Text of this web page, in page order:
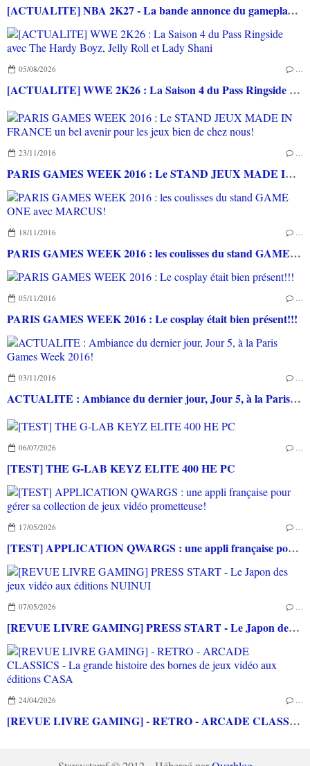
[ACTUALITE] NBA 2K27 - La bande annonce du gameplay avec des Superstars de la NBA et de la WNBA
05/08/2026
[ACTUALITE] WWE 2K26 : La Saison 4 du Pass Ringside avec The Hardy Boyz, Jelly Roll et Lady Shani
23/11/2016
PARIS GAMES WEEK 2016 : Le STAND JEUX MADE IN FRANCE un bel avenir pour les jeux bien de chez nous!
18/11/2016
PARIS GAMES WEEK 2016 : les coulisses du stand GAME ONE avec MARCUS!
05/11/2016
PARIS GAMES WEEK 2016 : Le cosplay était bien présent!!!
03/11/2016
ACTUALITE : Ambiance du dernier jour, Jour 5, à la Paris Games Week 2016!
06/07/2026
[TEST] THE G-LAB KEYZ ELITE 400 HE PC
17/05/2026
[TEST] APPLICATION QWARGS : une appli française pour gérer sa collection de jeux vidéo prometteuse!
07/05/2026
[REVUE LIVRE GAMING] PRESS START - Le Japon des jeux vidéo aux éditions NUINUI
24/04/2026
[REVUE LIVRE GAMING] - RETRO - ARCADE CLASSICS - La grande histoire des bornes de jeux vidéo aux éditions CASA